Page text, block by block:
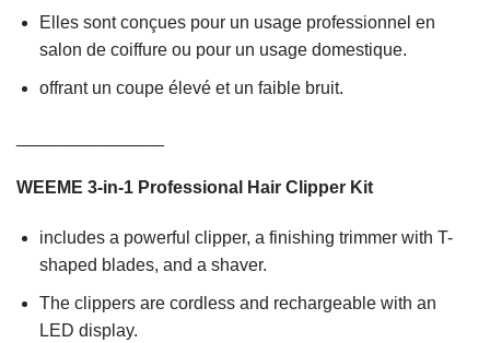
Elles sont conçues pour un usage professionnel en
salon de coiffure ou pour un usage domestique.
offrant un coupe élevé et un faible bruit.
WEEME 3-in-1 Professional Hair Clipper Kit
includes a powerful clipper, a finishing trimmer with T-
shaped blades, and a shaver.
The clippers are cordless and rechargeable with an
LED display.